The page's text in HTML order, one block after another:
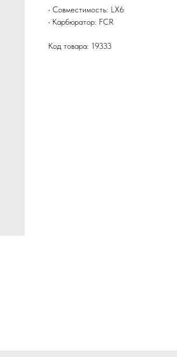
• Совместимость: LX6
• Карбюратор: FCR
Код товара: 19333